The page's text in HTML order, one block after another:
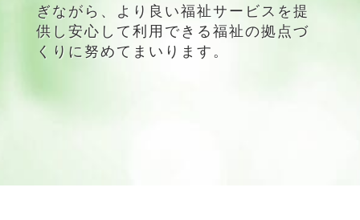
ぎながら、より良い福祉サービスを提
供し安心して利用できる福祉の拠点づ
くりに努めてまいります。